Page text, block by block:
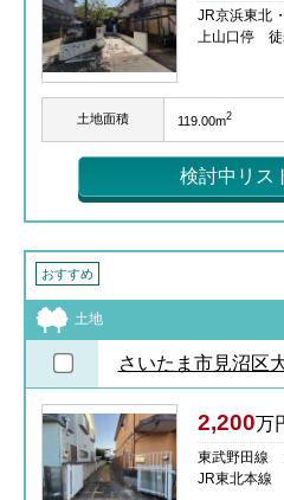
JR京浜東北
上山口停 徒
土地面積 119.00m2
検討中リス
おすすめ
土地
さいたま市見沼区
2,200万
東武野田線
JR東北本